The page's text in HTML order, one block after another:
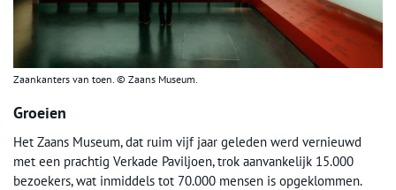
Zaankanters van toen. © Zaans Museum.
Groeien
Het Zaans Museum, dat ruim vijf jaar geleden werd vernieuwd
met een prachtig Verkade Paviljoen, trok aanvankelijk 15.000
bezoekers, wat inmiddels tot 70.000 mensen is opgeklommen.